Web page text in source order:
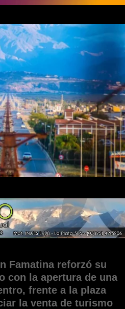
Famatina reforzó su
con la apertura de una
frente a la plaza
la venta de turismo